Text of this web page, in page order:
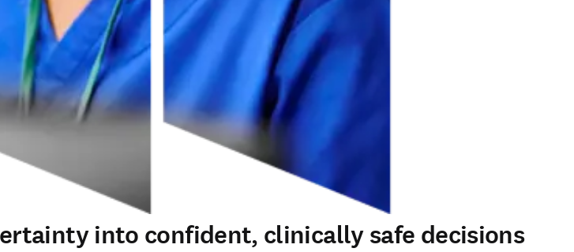
into confident, clinically safe decisions